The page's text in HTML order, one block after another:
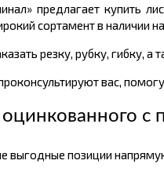
предлагает купить
сортамент в наличии
резку, рубку, гибку,
вас,
оцинкованного
выгодные позиции